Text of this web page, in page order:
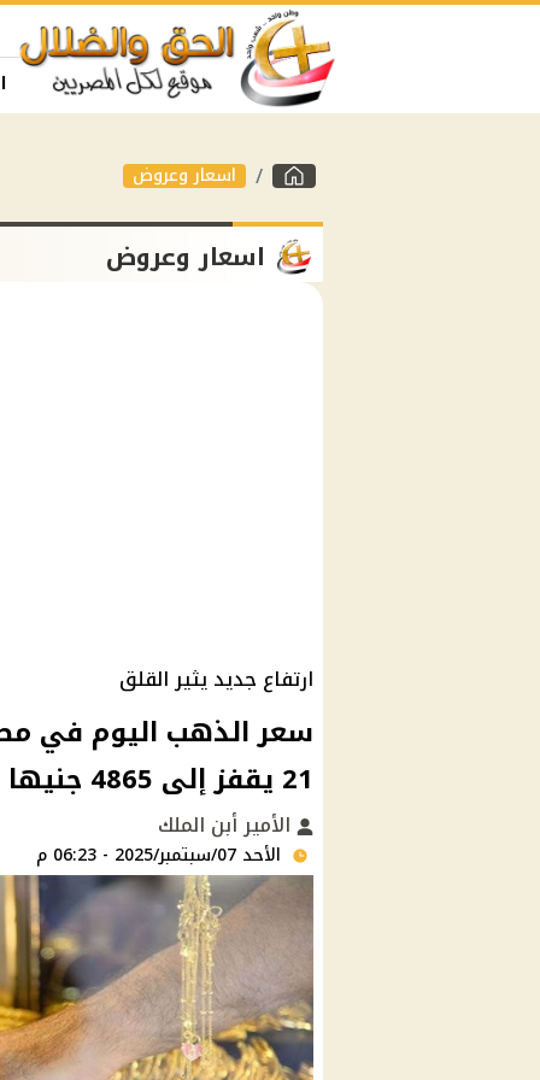
اسعار وعروض
اسعار وعروض
ارتفاع جديد يثير القلق
سعر الذهب اليوم في مصر
21 يقفز إلى 4865 جنيها للجرام
الأمير أبن الملك
الأحد 07/سبتمبر/2025 - 06:23 م